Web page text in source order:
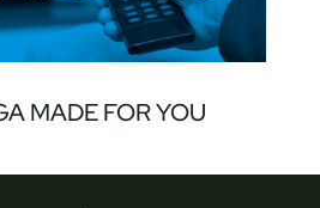
MADE FOR YOU